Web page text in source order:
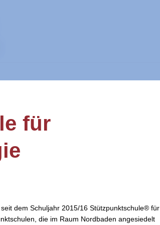
für
dem Schuljahr 2015/16 Stützpunktschule® für
die im Raum Nordbaden angesiedelt